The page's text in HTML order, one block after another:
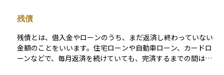
の売買や勤務先からの無利子・超低利ローンは対象外となりま
り、長期優良住宅やZEH水準の住宅は借入限度額が優遇されま
す。中古住宅では新耐震基準に適合していることが必要で、古
い住宅では耐震証明書の提出が求められるケースもあります。
残債
残債とは、借入金やローンのうち、まだ返済し終わっていない
金額のことをいいます。住宅ローンや自動車ローン、カードロ
ーンなどで、毎月返済を続けていても、完済するまでの間は残